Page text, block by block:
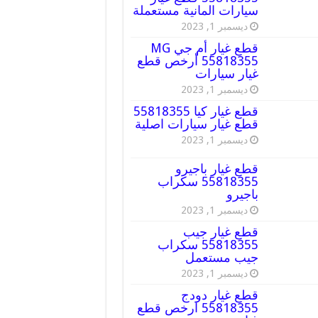
سيارات المانية مستعملة
ديسمبر 1, 2023
قطع غيار أم جي MG
55818355 أرخص قطع
غيار سيارات
ديسمبر 1, 2023
قطع غيار كيا 55818355
قطع غيار سيارات اصلية
ديسمبر 1, 2023
قطع غيار باجيرو
55818355 سكراب
باجيرو
ديسمبر 1, 2023
قطع غيار جيب
55818355 سكراب
جيب مستعمل
ديسمبر 1, 2023
قطع غيار دودج
55818355 ارخص قطع